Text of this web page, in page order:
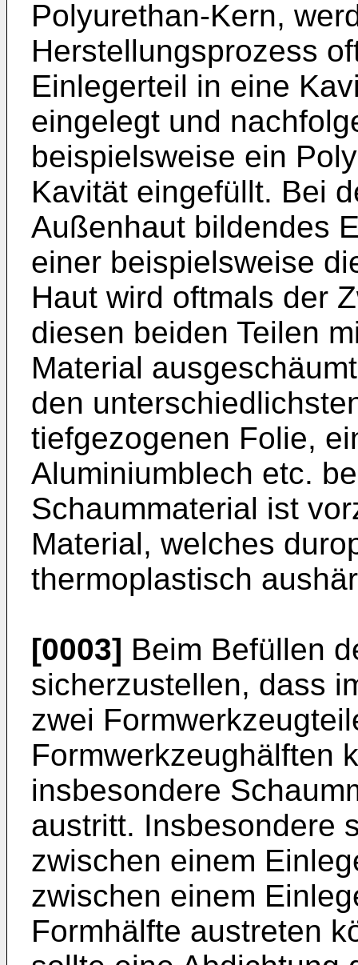
Polyurethan-Kern,
Herstellungsprozess
Einlegerteil in eine
eingelegt und
beispielsweise ein
Kavität eingefüllt. Bei
Außenhaut bildendes
einer beispielsweise
Haut wird oftmals der
diesen beiden Teilen
Material
den
tiefgezogenen Folie,
Aluminiumblech etc.
Schaummaterial ist
Material, welches
thermoplastisch
[0003] Beim Befüllen
sicherzustellen, dass
zwei
Formwerkzeughälften
insbesondere
austritt. Insbesondere
zwischen einem
zwischen einem
Formhälfte austreten